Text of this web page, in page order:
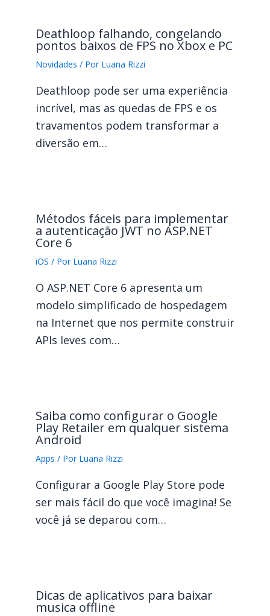
Deathloop falhando, congelando
pontos baixos de FPS no Xbox e PC
Novidades / Por Luana Rizzi
Deathloop pode ser uma experiência
incrível, mas as quedas de FPS e os
travamentos podem transformar a
diversão em…
Métodos fáceis para implementar
a autenticação JWT no ASP.NET
Core 6
iOS / Por Luana Rizzi
O ASP.NET Core 6 apresenta um
modelo simplificado de hospedagem
na Internet que nos permite construir
APIs leves com…
Saiba como configurar o Google
Play Retailer em qualquer sistema
Android
Apps / Por Luana Rizzi
Configurar a Google Play Store pode
ser mais fácil do que você imagina! Se
você já se deparou com…
Dicas de aplicativos para baixar
musica offline